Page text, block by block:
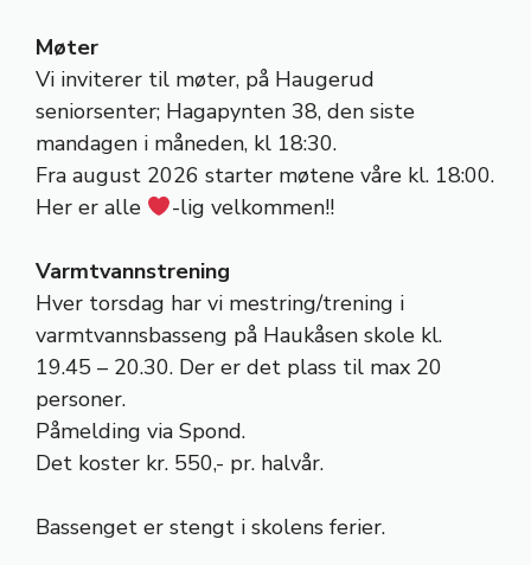
Møter
Vi inviterer til møter, på Haugerud
seniorsenter; Hagapynten 38, den siste
mandagen i måneden, kl 18:30.
Fra august 2026 starter møtene våre kl. 18:00.
Her er alle
-lig velkommen!!
Varmtvannstrening
Hver torsdag har vi mestring/trening i
varmtvannsbasseng på Haukåsen skole kl.
19.45 – 20.30. Der er det plass til max 20
personer.
Påmelding via Spond.
Det koster kr. 550,- pr. halvår.
Bassenget er stengt i skolens ferier.